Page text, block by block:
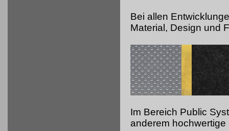
Bei allen
Material, Design und
Im Bereich Public
anderem